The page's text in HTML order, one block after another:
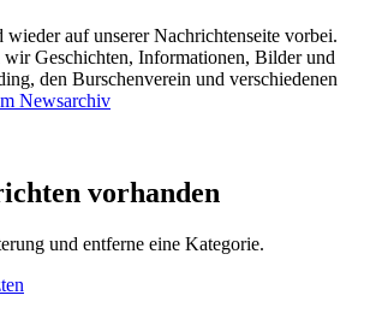
wieder auf unserer Nachrichtenseite vorbei.
Geschichten, Informationen, Bilder und
den Burschenverein und verschiedenen
Newsarchiv
vorhanden
und entferne eine Kategorie.